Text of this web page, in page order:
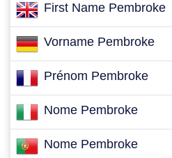
First Name Pembroke
Vorname Pembroke
Prénom Pembroke
Nome Pembroke
Nome Pembroke